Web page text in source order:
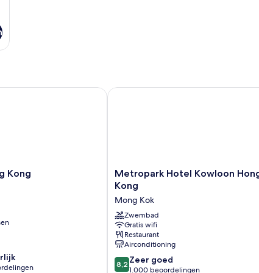
Kong
Metropark
Hotel
Kowloon
Hong
Kong
Mong
Kok
Metropark Hotel Kowloon
Kong
Mong Kok
Zwembad
Gratis wifi
Restaurant
Airconditioning
8.2
van
8,2 Zeer goed
1.000 beoordelingen
Metropark Hotel Kowloon Hong